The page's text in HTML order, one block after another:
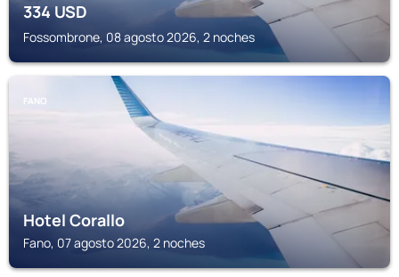
334USD
Fossombrone, 08 agosto 2026, 2 noches
FANO
Hotel Corallo
Fano, 07 agosto 2026, 2 noches